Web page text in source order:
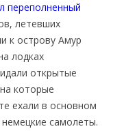
переполненный
летевших
к острову Амур
лодках
открытые
которые
ехали в основном
самолеты.